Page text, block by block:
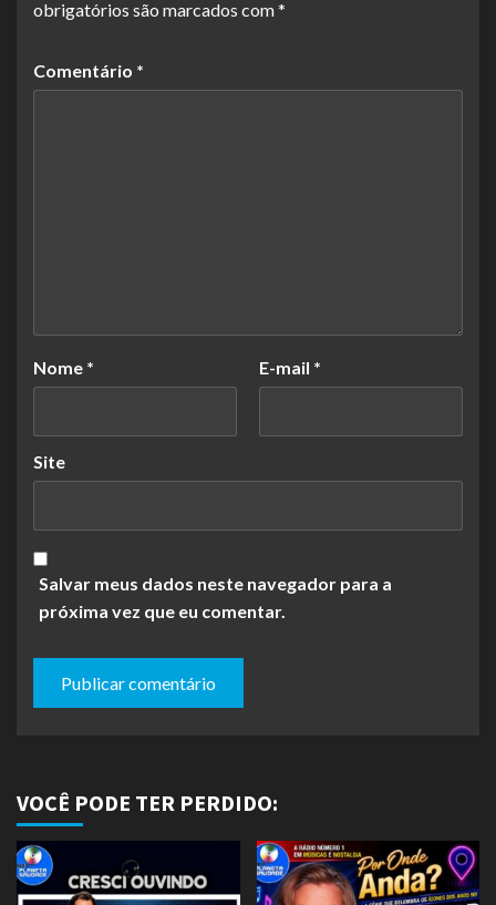
obrigatórios são marcados com*
Comentário *
Nome * E-mail *
Site
Salvar meus dados neste navegador para a
próxima vez que eu comentar.
VOCÊ PODE TER PERDIDO: